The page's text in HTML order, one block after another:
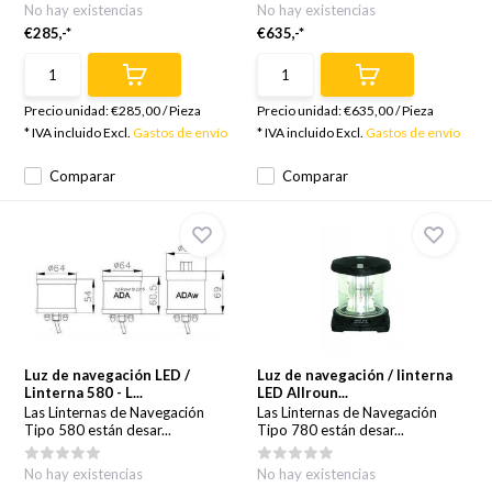
Comparar
No hay existencias
€285,-*
Precio unidad:€285,00/Pieza
* IVA incluido Excl.Gastos de envío
Comparar
No hay existencias
€635,-*
Precio unidad:€635,00/Pieza
* IVA incluido Excl. Gastos de envío
Luz de navegación LED /
Linterna 580 - L...
Las Linternas de Navegación
Tipo 580 están desar...
No hay existencias
Luz de navegación / linterna
LED Allroun...
Las Linternas de Navegación
Tipo 780 están desar...
No hay existencias